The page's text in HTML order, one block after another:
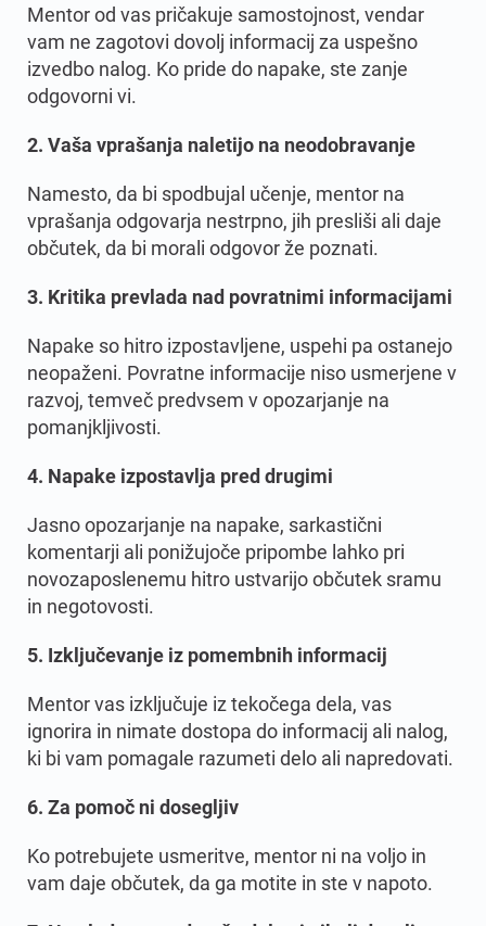
Mentor od vas pričakuje samostojnost, vendar
vam ne zagotovi dovolj informacij za uspešno
izvedbo nalog. Ko pride do napake, ste zanje
odgovorni vi.
2. Vaša vprašanja naletijo na neodobravanje
Namesto, da bi spodbujal učenje, mentor na
vprašanja odgovarja nestrpno, jih presliši ali daje
občutek, da bi morali odgovor že poznati.
3. Kritika prevlada nad povratnimi informacijami
Napake so hitro izpostavljene, uspehi pa ostanejo
neopaženi. Povratne informacije niso usmerjene v
razvoj, temveč predvsem v opozarjanje na
pomanjkljivosti.
4. Napake izpostavlja pred drugimi
Jasno opozarjanje na napake, sarkastični
komentarji ali ponižujoče pripombe lahko pri
novozaposlenemu hitro ustvarijo občutek sramu
in negotovosti.
5. Izključevanje iz pomembnih informacij
Mentor vas izključuje iz tekočega dela, vas
ignorira in nimate dostopa do informacij ali nalog,
ki bi vam pomagale razumeti delo ali napredovati.
6. Za pomoč ni dosegljiv
Ko potrebujete usmeritve, mentor ni na voljo in
vam daje občutek, da ga motite in ste v napoto.